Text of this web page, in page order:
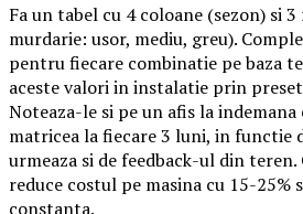
Fa un tabel cu 4 coloane (sezon) si
murdarie: usor, mediu, greu).
pentru fiecare combinatie pe baza
aceste valori in instalatie prin
Noteaza-le si pe un afis la indemana
matricea la fiecare 3 luni, in functie
urmeaza si de feedback-ul din
reduce costul pe masina cu 15-25%
constanta.